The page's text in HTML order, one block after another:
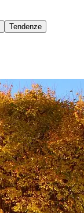
Tendenze